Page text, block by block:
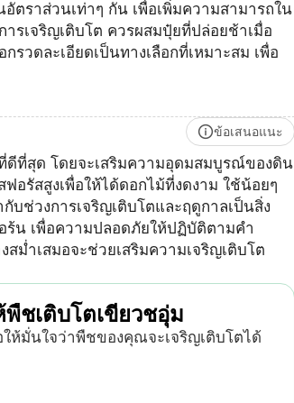
ตราส่วนเท่าๆ กัน เพื่อเพิ่มความสามารถใน
รเจริญเติบโต ควรผสมปุ๋ยที่ปล่อยช้าเมื่อ
วดละเอียดเป็นทางเลือกที่เหมาะสม เพื่อ
ข้อเสนอแนะ
ดีที่สุด โดยจะเสริมความอุดมสมบูรณ์ของดิน
อรัสสูงเพื่อให้ได้ดอกไม้ที่งดงาม ใช้น้อยๆ
บช่วงการเจริญเติบโตและฤดูกาลเป็นสิ่ง
ร้น เพื่อความปลอดภัยให้ปฏิบัติตามคำ
ม่ำเสมอจะช่วยเสริมความเจริญเติบโต
ชเติบโตเขียวชอุ่ม
ห้มั่นใจว่าพืชของคุณจะเจริญเติบโตได้